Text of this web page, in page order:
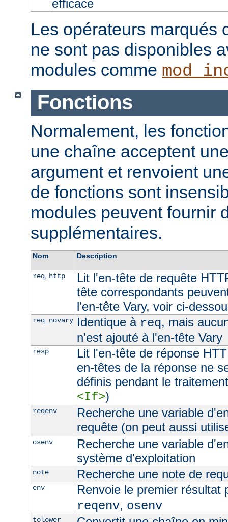
efficace
Les opérateurs marqués
ne sont pas disponibles
modules comme
Fonctions
Normalement, les
une chaîne acceptent
argument et renvoient
de fonctions sont
modules peuvent fournir
supplémentaires.
Nom Description
req, http
Lit l'en-tête de requête
tête correspondants
l'en-tête Vary, voir ci-
req_novary Identique à req, mais
n'est ajouté à l'en-tête Vary
resp
Lit l'en-tête de réponse
en-têtes de la réponse ne
définis pendant le
<If>)
reqenv
Recherche une variable
requête (on peut aussi
osenv
Recherche une variable
système d'exploitation
note Recherche une note de
env
Renvoie le premier résultat
reqenv, osenv
tolower